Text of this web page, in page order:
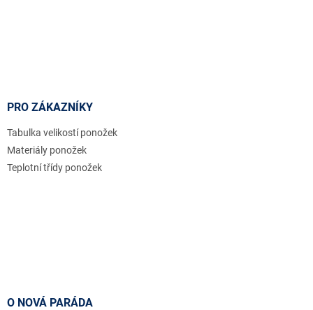
PRO ZÁKAZNÍKY
Tabulka velikostí ponožek
Materiály ponožek
Teplotní třídy ponožek
O NOVÁ PARÁDA